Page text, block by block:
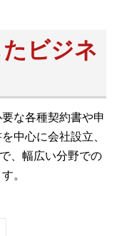
ビジネ
な各種契約書や申
中心に会社設立、
、幅広い分野での
。